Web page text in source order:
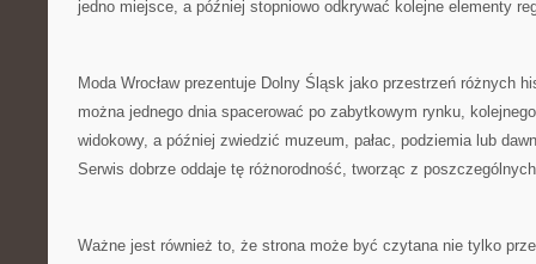
jedno miejsce, a później stopniowo odkrywać kolejne elementy
Moda Wrocław prezentuje Dolny Śląsk jako przestrzeń różnych
można jednego dnia spacerować po zabytkowym rynku,
widokowy, a później zwiedzić muzeum, pałac, podziemia lub
Serwis dobrze oddaje tę różnorodność, tworząc z
Ważne jest również to, że strona może być czytana nie tylko